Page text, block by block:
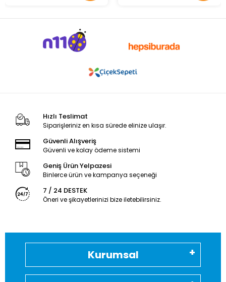
Hızlı Teslimat
Siparişleriniz en kısa sürede elinize ulaşır.
Güvenli Alışveriş
Güvenli ve kolay ödeme sistemi
Geniş Ürün Yelpazesi
Binlerce ürün ve kampanya seçeneği
7 / 24 DESTEK
Öneri ve şikayetlerinizi bize iletebilirsiniz.
Kurumsal